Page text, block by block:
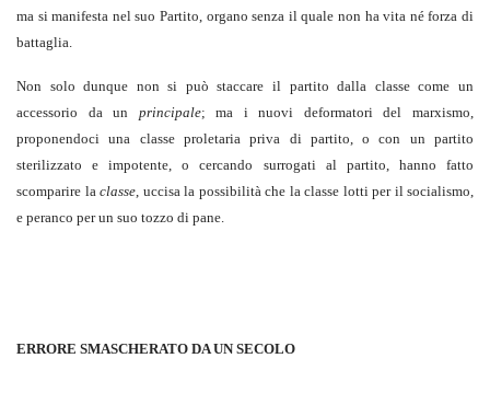
ma si manifesta nel suo Partito, organo senza il quale non ha vita né forza di
battaglia.
Non solo dunque non si può staccare il partito dalla classe come un
accessorio da un principale; ma i nuovi deformatori del marxismo,
proponendoci una classe proletaria priva di partito, o con un partito
sterilizzato e impotente, o cercando surrogati al partito, hanno fatto
scomparire la classe, uccisa la possibilità che la classe lotti per il socialismo,
e peranco per un suo tozzo di pane.
ERRORE SMASCHERATO DA UN SECOLO